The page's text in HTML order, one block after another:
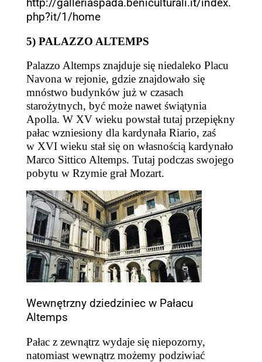
http://galleriaspada.beniculturali.it/index.
php?it/1/home
5) PALAZZO ALTEMPS
Palazzo Altemps znajduje się niedaleko Placu
Navona w rejonie, gdzie znajdowało się
mnóstwo budynków już w czasach
starożytnych, być może nawet świątynia
Apolla. W XV wieku powstał tutaj przepiękny
pałac wzniesiony dla kardynała Riario, zaś
w XVI wieku stał się on własnością kardynało
Marco Sittico Altemps. Tutaj podczas swojego
pobytu w Rzymie grał Mozart.
Wewnętrzny dziedziniec w Pałacu
Altemps
Pałac z zewnątrz wydaje się niepozorny,
natomiast wewnątrz możemy podziwiać